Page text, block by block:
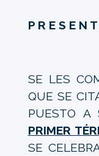
P R E S E N
SE LES
QUE SE
PUESTO A
PRIMER
SE